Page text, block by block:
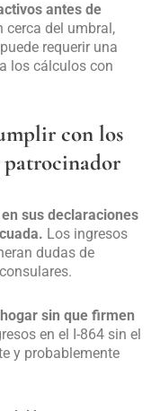
antes de
cerca del umbral,
requerir una
los cálculos con
con los
patrocinador
sus declaraciones
Los ingresos
dudas de
sin que firmen
en el I-864 sin el
y probablemente